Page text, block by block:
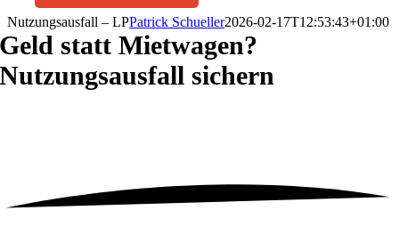
Nutzungsausfall – LPPatrick Schueller2026-02-17T12:53:43+01:00
Geld statt Mietwagen?
Nutzungsausfall sichern